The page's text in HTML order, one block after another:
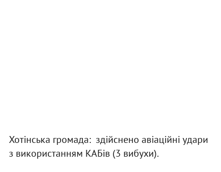
Хотінська громада: здійснено авіаційні удари
з використанням КАБів (3 вибухи).